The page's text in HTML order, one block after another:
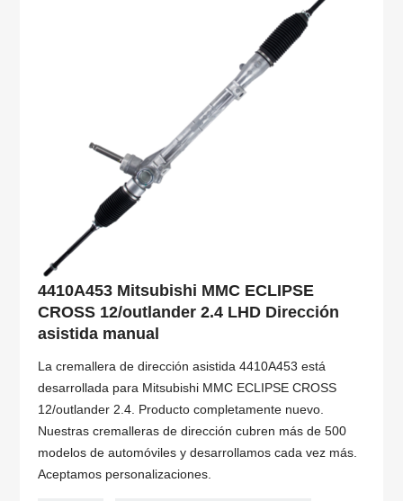
4410A453 Mitsubishi MMC ECLIPSE
CROSS 12/outlander 2.4 LHD Dirección
asistida manual
La cremallera de dirección asistida 4410A453 está
desarrollada para Mitsubishi MMC ECLIPSE CROSS
12/outlander 2.4. Producto completamente nuevo.
Nuestras cremalleras de dirección cubren más de 500
modelos de automóviles y desarrollamos cada vez más.
Aceptamos personalizaciones.